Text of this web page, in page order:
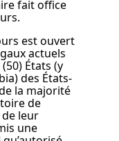
fait office
est ouvert
actuels
États (y
des États-
la majorité
de
leur
une